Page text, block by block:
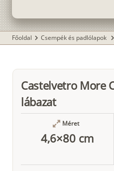
Főoldal chevron_right Csempék és padlólapok chevron_right
Castelvetro More
lábazat
Méret
4,6×80 cm